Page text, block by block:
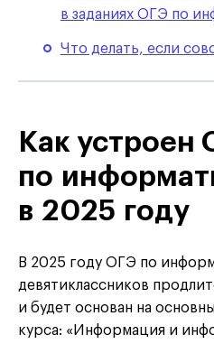
в заданиях ОГЭ по
Что делать, если
Как устроен
по
в 2025 году
В 2025 году ОГЭ по
девятиклассников
и будет основан на
курса: «Информация и